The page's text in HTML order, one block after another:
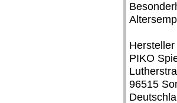
PIKO
96515